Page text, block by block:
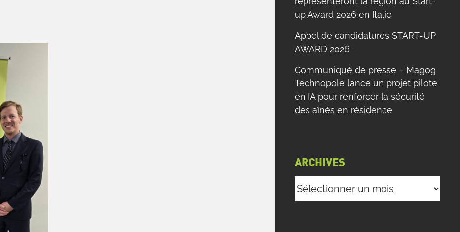
up Award 2026 en Italie
Appel de candidatures START-UP
AWARD 2026
Communiqué de presse – Magog
Technopole lance un projet pilote
en IA pour renforcer la sécurité
des aînés en résidence
ARCHIVES
Archives